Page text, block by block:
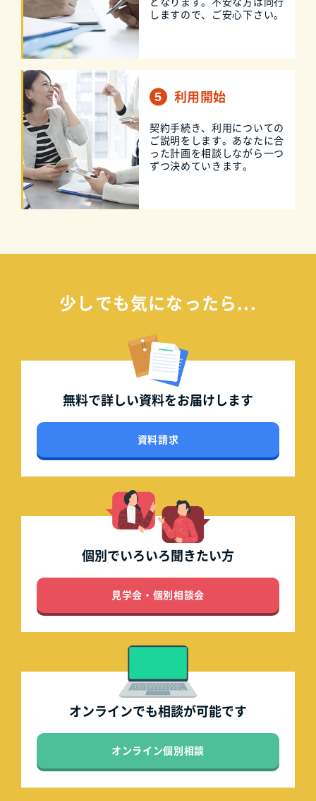
しますので、ご安心下さい。
利用開始
契約手続き、利用についての
ご説明をします。あなたに合
った計画を相談しながら一つ
ずつ決めていきます。
少しでも気になったら...
無料で詳しい資料をお届けします
資料請求
個別でいろいろ聞きたい方
見学会・個別相談会
オンラインでも相談が可能です
オンライン個別相談